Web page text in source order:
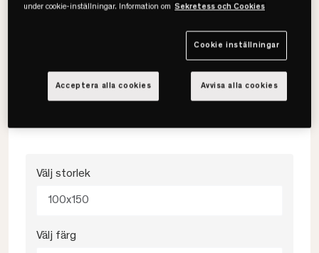
Välj storlek
100x150
Välj färg
under cookie-inställningar. Information om Sekretess och Cookies
Cookie inställningar
Avvisa alla cookies
Acceptera alla cookies